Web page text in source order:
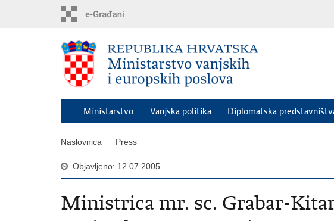
Ministarstvo Vanjska politika Diplomatska
Naslovnica Press
Objavljeno: 12.07.2005.
Ministrica mr. sc. Grabar-